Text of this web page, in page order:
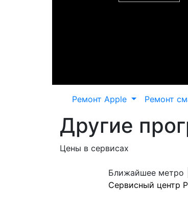
Ремонт Apple Ремонт
Другие
Цены в сервисах
Ближайшее метро
Сервисный центр